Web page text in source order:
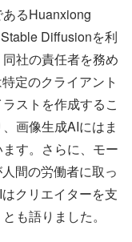
るHuanxiong
Diffusionを利
社の責任者を務め
定のクライアント
ストを作成するこ
画像生成AIにはま
す。さらに、モー
間の労働者に取っ
クリエイターを支
も語りました。